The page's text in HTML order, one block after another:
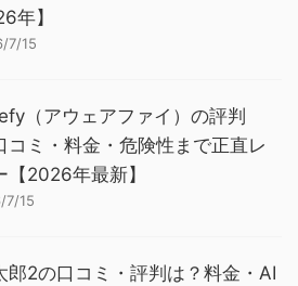
年】
7/15
（アウェアファイ）の評判
コミ・料金・危険性まで正直レ
【2026年最新】
7/15
郎2の口コミ・評判は？料金・AI